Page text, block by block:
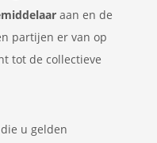
aan en de
partijen er van op
tot de collectieve
u gelden